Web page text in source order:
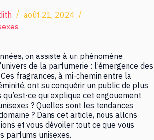
août 21, 2024
on assiste à un phénomène
de la parfumerie : l’émergence des
fragrances, à mi-chemin entre la
ont su conquérir un public de plus
ce qui explique cet engouement
? Quelles sont les tendances
? Dans cet article, nous allons
et vous dévoiler tout ce que vous
parfums unisexes.